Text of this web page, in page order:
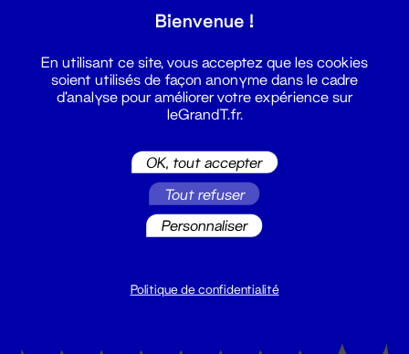
Du lundi au vendredi 14h → 18h
Bienvenue !
En utilisant ce site, vous acceptez que les cookies
soient utilisés de façon anonyme dans le cadre
d'analyse pour améliorer votre expérience sur
leGrandT.fr.
OK, tout accepter
Tout refuser
Personnaliser
Politique de confidentialité